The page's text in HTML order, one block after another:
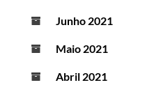
Junho 2021
Maio 2021
Abril 2021